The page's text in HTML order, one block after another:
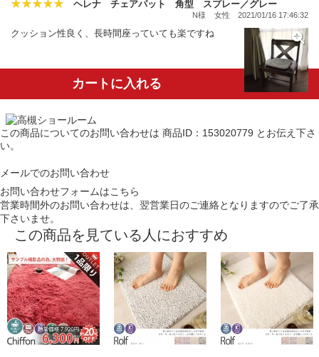
ヘレナ チェアパット 角型 スプレー／グレー
N様 女性 2021/01/16 17:46:32
クッション性良く、長時間座っていても楽ですね
カートに入れる
この商品についてのお問い合わせは 商品ID：153020779 とお伝え下さ
い。
メールでのお問い合わせ
お問い合わせフォームはこちら
営業時間外のお問い合わせは、翌営業日のご連絡となりますのでご了承
下さいませ。
この商品を見ている人におすすめ